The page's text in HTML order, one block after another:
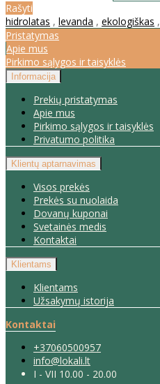
Rašyti
hidrolatas , levanda , ekologiškas ,
Pristatymas
Apie mus
Pirkimo sąlygos ir taisyklės
Informacija
Prekių pristatymas
Apie mus
Pirkimo sąlygos ir taisyklės
Privatumo politika
Klientų aptarnavimas
Visos prekės
Prekės su nuolaida
Dovanų kuponai
Svetainės medis
Kontaktai
Klientams
Klientams
Užsakymų istorija
Kontaktai
+37060500957
info@lokali.lt
I - VII 10.00 - 20.00